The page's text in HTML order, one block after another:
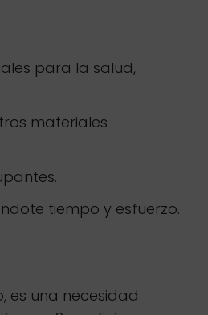
para la salud,
materiales
tiempo y esfuerzo.
es una necesidad